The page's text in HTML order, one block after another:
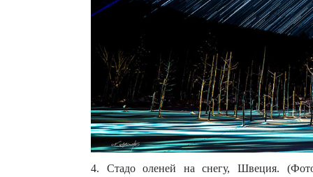
4. Стадо оленей на снегу, Швеция.